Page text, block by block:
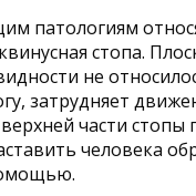
патологиям
стопа.
не
затрудняет
части стопы
человека